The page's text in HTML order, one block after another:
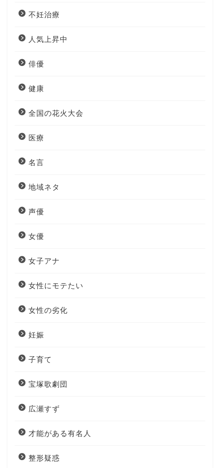
不妊治療
人気上昇中
俳優
健康
全国の花火大会
医療
名言
地域ネタ
声優
女優
女子アナ
女性にモテたい
女性の劣化
妊娠
子育て
宝塚歌劇団
広瀬すず
才能がある有名人
整形疑惑